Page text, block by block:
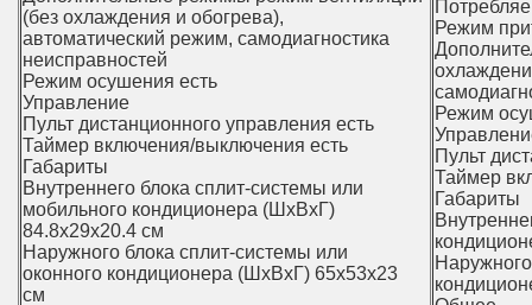
(без охлаждения и обогрева),
автоматический режим, самодиагностика
неисправностей
Режим осушения есть
Управление
Пульт дистанционного управления есть
Таймер включения/выключения есть
Габариты
Внутреннего блока сплит-системы или
мобильного кондиционера (ШxВxГ)
84.8x29x20.4 см
Наружного блока сплит-системы или
оконного кондиционера (ШxВxГ) 65x53x23
см
Режим
Режим
Пульт
Таймер
Габариты